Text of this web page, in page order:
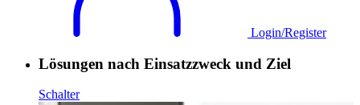
Login/Register
Lösungen nach Einsatzzweck und Ziel
Schalter